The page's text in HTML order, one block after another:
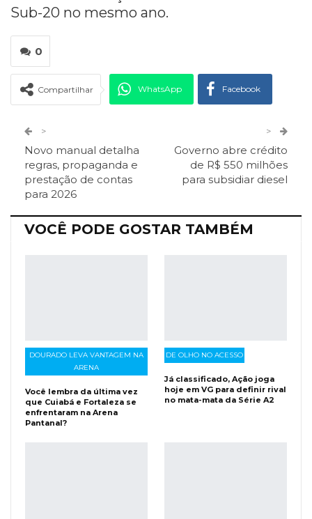
Sub-20 no mesmo ano.
0
Compartilhar WhatsApp Facebook
Pinterest Telegram
Facebook Messenger
>
Novo manual detalha
regras, propaganda e
prestação de contas
para 2026
>
Governo abre crédito
de R$ 550 milhões
para subsidiar diesel
VOCÊ PODE GOSTAR TAMBÉM
DOURADO LEVA VANTAGEM NA
ARENA
Você lembra da última vez
que Cuiabá e Fortaleza se
enfrentaram na Arena
Pantanal?
DE OLHO NO ACESSO
Já classificado, Ação joga
hoje em VG para definir rival
no mata-mata da Série A2